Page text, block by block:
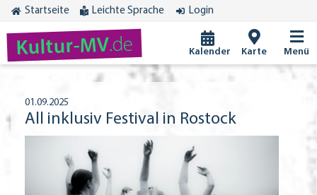
Startseite Leichte Sprache Login
Kultur-MV.de Kalender Karte Menü
01.09.2025
All inklusiv Festival in Rostock